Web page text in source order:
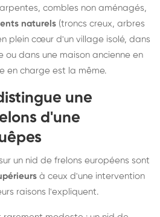
combles non aménagés,
naturels (troncs creux, arbres
plein cœur d'un village isolé, dans
dans une maison ancienne en
en charge est la même.
une
d'une
un nid de frelons européens sont
à ceux d'une intervention
raisons l'expliquent.